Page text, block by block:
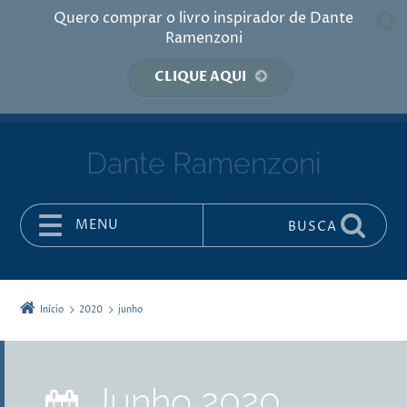
Quero comprar o livro inspirador de Dante
Ramenzoni
CLIQUE AQUI
Dante Ramenzoni
MENU BUSCA
Início 2020 junho